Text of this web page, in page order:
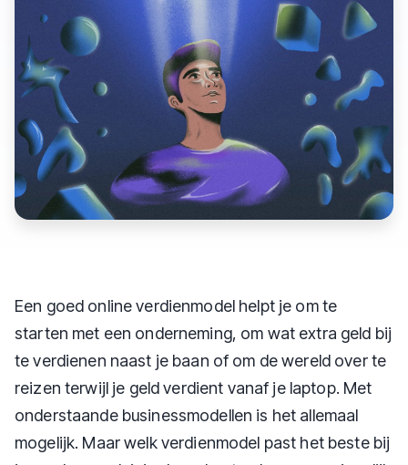
Een goed online verdienmodel helpt je om te
starten met een onderneming, om wat extra geld bij
te verdienen naast je baan of om de wereld over te
reizen terwijl je geld verdient vanaf je laptop. Met
onderstaande businessmodellen is het allemaal
mogelijk. Maar welk verdienmodel past het beste bij